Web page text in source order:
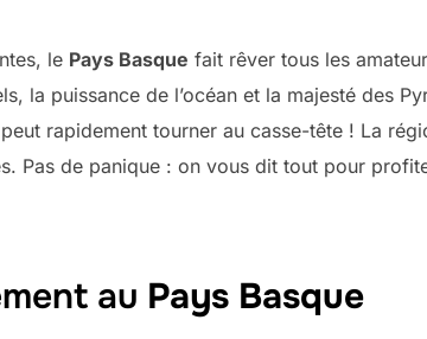
le Pays Basque fait rêver tous les
la puissance de l’océan et la majesté des
rapidement tourner au casse-tête ! La
Pas de panique : on vous dit tout pour
au Pays Basque